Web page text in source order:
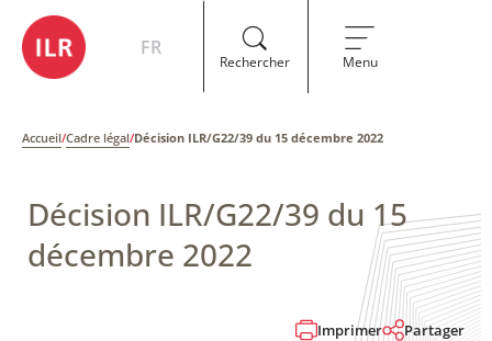
FR
Rechercher Menu
Accueil/Cadre légal/Décision ILR/G22/39 du 15 décembre 2022
Décision ILR/G22/39 du 15
décembre 2022
Imprimer Partager